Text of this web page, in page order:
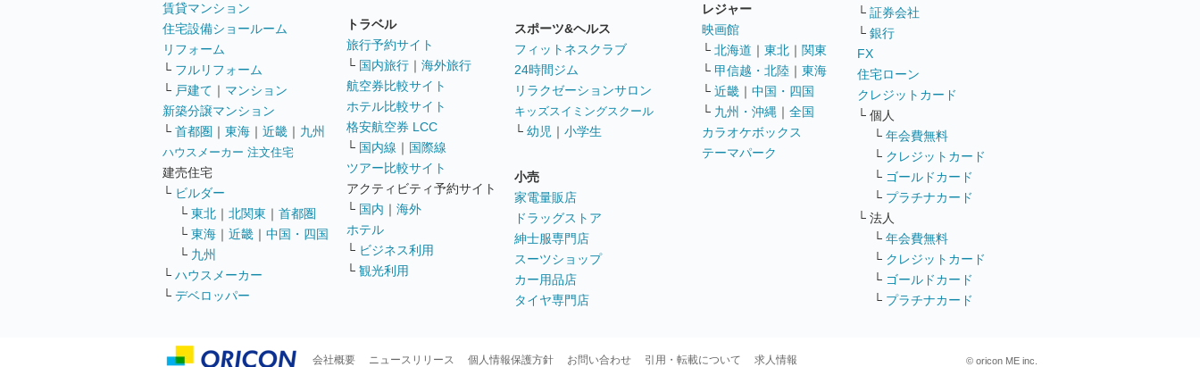
賃貸マンション
住宅設備ショールーム
リフォーム
└ フルリフォーム
└ 戸建て ｜ マンション
新築分譲マンション
└ 首都圏 ｜ 東海 ｜ 近畿 ｜ 九州
ハウスメーカー 注文住宅
建売住宅
└ ビルダー
└ 東北 ｜ 北関東 ｜ 首都圏
└ 東海 ｜ 近畿 ｜ 中国・四国
└ 九州
└ ハウスメーカー
└ デベロッパー
トラベル
旅行予約サイト
└ 国内旅行 ｜ 海外旅行
航空券比較サイト
ホテル比較サイト
格安航空券 LCC
└ 国内線 ｜ 国際線
ツアー比較サイト
アクティビティ予約サイト
└ 国内 ｜ 海外
ホテル
└ ビジネス利用
└ 観光利用
スポーツ&ヘルス
フィットネスクラブ
24時間ジム
リラクゼーションサロン
キッズスイミングスクール
└ 幼児 ｜ 小学生
小売
家電量販店
ドラッグストア
紳士服専門店
スーツショップ
カー用品店
タイヤ専門店
レジャー
映画館
└ 北海道 ｜ 東北 ｜ 関東
└ 甲信越・北陸 ｜ 東海
└ 近畿 ｜ 中国・四国
└ 九州・沖縄 ｜ 全国
カラオケボックス
テーマパーク
└ 証券会社
└ 銀行
FX
住宅ローン
クレジットカード
└ 個人
└ 年会費無料
└ クレジットカード
└ ゴールドカード
└ プラチナカード
└ 法人
└ 年会費無料
└ クレジットカード
└ ゴールドカード
└ プラチナカード
会社概要 ニュースリリース 個人情報保護方針 お問い合わせ 引用・転載について 求人情報 © oricon ME inc.